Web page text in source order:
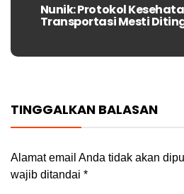
Next
post:
Nunik: Protokol
Transportasi Mesti
TINGGALKAN BALASAN
Alamat email Anda tidak akan
wajib ditandai *